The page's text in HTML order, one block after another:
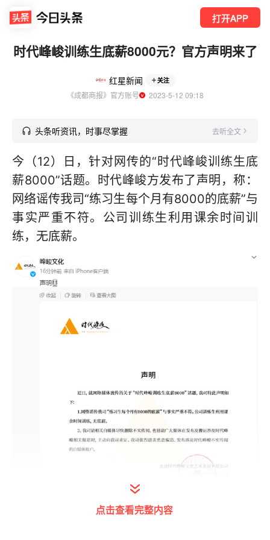
打开APP
时代峰峻训练生底薪8000元？官方声明来了
红星新闻 关注
《成都商报》官方账号
  2023-5-12 09:18
头条听资讯，时事尽掌握 去听全文
今（12）日，针对网传的“时代峰峻训练生底
薪8000”话题。时代峰峻方发布了声明，称：
网络谣传我司“练习生每个月有8000的底薪”与
事实严重不符。公司训练生利用课余时间训
练，无底薪。
北京时代峰峻文化艺术发展有限公司从成立之
点击查看完整内容